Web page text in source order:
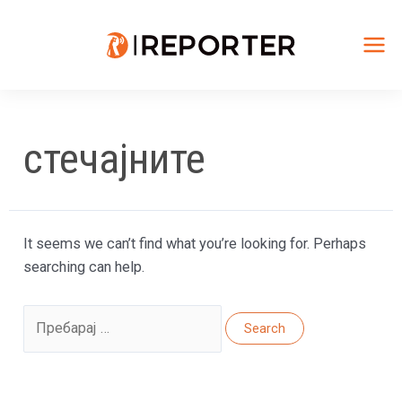
стечајните
It seems we can’t find what you’re looking for. Perhaps
searching can help.